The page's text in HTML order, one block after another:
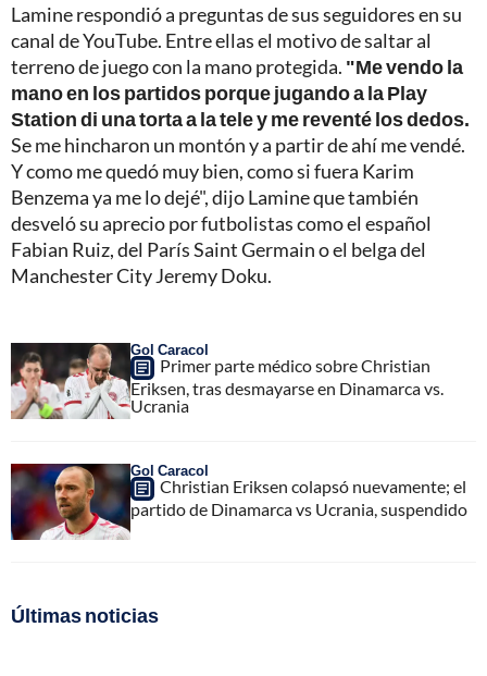
Lamine respondió a preguntas de sus seguidores en su
canal de YouTube. Entre ellas el motivo de saltar al
terreno de juego con la mano protegida. "Me vendo la
mano en los partidos porque jugando a la Play
Station di una torta a la tele y me reventé los dedos.
Se me hincharon un montón y a partir de ahí me vendé.
Y como me quedó muy bien, como si fuera Karim
Benzema ya me lo dejé", dijo Lamine que también
desveló su aprecio por futbolistas como el español
Fabian Ruiz, del París Saint Germain o el belga del
Manchester City Jeremy Doku.
Gol Caracol
Primer parte médico sobre Christian
Eriksen, tras desmayarse en Dinamarca vs.
Ucrania
Gol Caracol
Christian Eriksen colapsó nuevamente; el
partido de Dinamarca vs Ucrania, suspendido
Últimas noticias